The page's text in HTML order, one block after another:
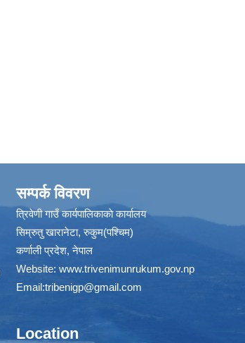
सम्पर्क विवरण
त्रिवेणी गाउँ कार्यपालिकाकाे कार्यालय
सिम्रुतु खारानेटा, रुकुम(पश्‍चिम)
कर्णाली प्रदेश, नेपाल
Website: www.trivenimunrukum.gov.np
Email:tribenigp@gmail.com
Location